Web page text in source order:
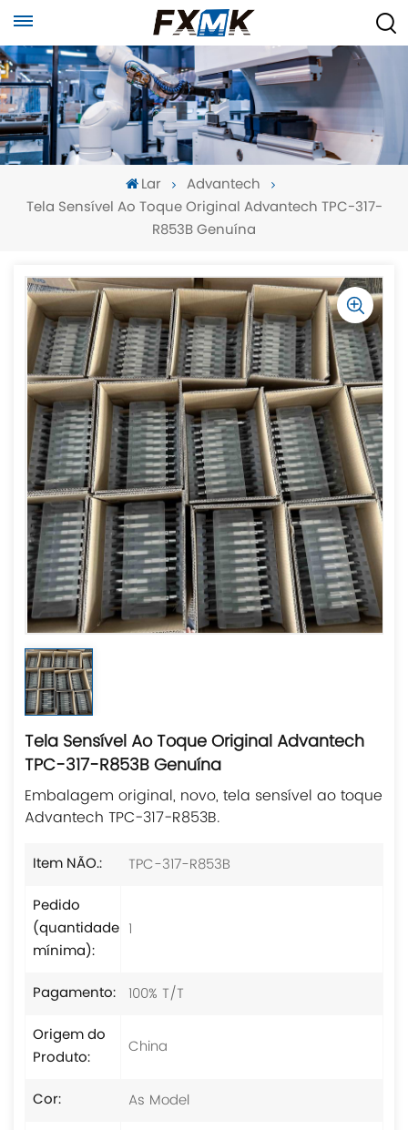
Lar
Advantech
Tela Sensível Ao Toque Original Advantech TPC-317-
R853B Genuína
-
-
>
Tela Sensível Ao Toque Original Advantech
TPC-317-R853B Genuína
Embalagem original, novo, tela sensível ao toque
Advantech TPC-317-R853B.
Item NÃO.:
TPC-317-R853B
Pedido
(quantidade
mínima):
1
Pagamento: 100% T/T
Origem do
Produto:
China
Cor:
As Model